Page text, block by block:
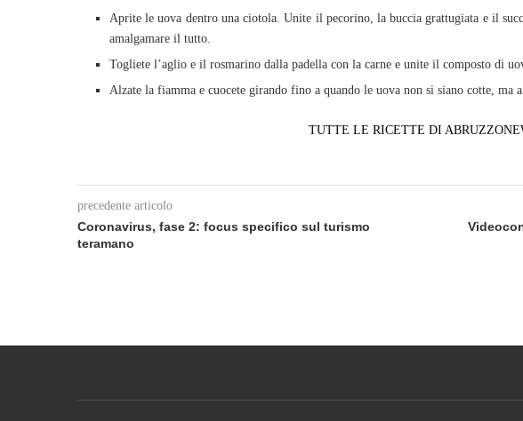
Aprite le uova dentro una ciotola. Unite il pecorino, la buccia grattugiata e il
amalgamare il tutto.
Togliete l’aglio e il rosmarino dalla padella con la carne e unite il composto di
Alzate la fiamma e cuocete girando fino a quando le uova non si siano cotte, ma
TUTTE LE RICETTE DI
precedente articolo
Coronavirus, fase 2: focus specifico sul turismo
teramano